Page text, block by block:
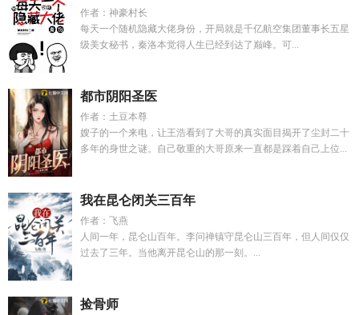
作者：神豪村长
每天一个随机隐藏大佬身份，开局就是千亿航空集团董事长五星
级美女秘书，秦洛本觉得人生已经到达了巅峰。可...
都市阴阳圣医
作者：土豆本尊
嫂子的一个来电，让王浩看到了大哥的真实面目揭开了尘封二十
多年的身世之谜。自己敬重的大哥原来一直都是踩着自己上位...
我在昆仑闭关三百年
作者：飞燕
人间一年，昆仑山百年。李问禅镇守昆仑山三百年，但人间仅仅
过去了三年。当他离开昆仑山的那一刻。...
捡骨师